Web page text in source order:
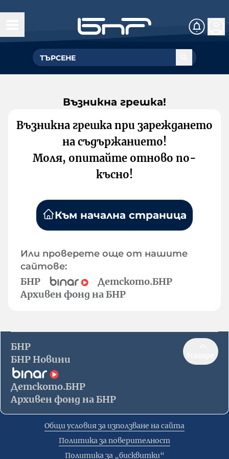
Възникна грешка!
Възникна грешка при зареждането
на съдържанието!
Моля, опитайте отново по-
късно!
Към начална страница
Или проверете още от нашите
сайтове:
БНР
Детското.БНР
Архивен фонд на БНР
БНР
БНР Новини
Детското.БНР
Архивен фонд на БНР
Общи условия за използване на сайта
Политика за поверителност
Политика за „бисквитки“